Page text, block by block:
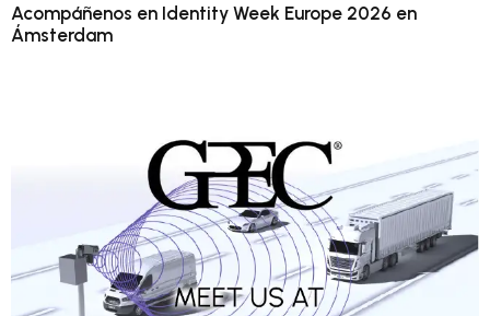
Acompáñenos en Identity Week Europe 2026 en
Ámsterdam